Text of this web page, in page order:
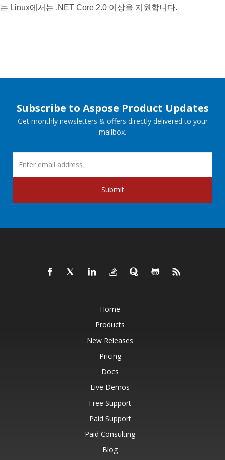
는 Linux에서는 .NET Core 2.0 이상을 지원합니다.
Subscribe to Aspose Product Updates
Get monthly newsletters & offers directly delivered to your
mailbox.
Submit
Home
Products
New Releases
Pricing
Docs
Live Demos
Free Support
Paid Support
Paid Consulting
Blog